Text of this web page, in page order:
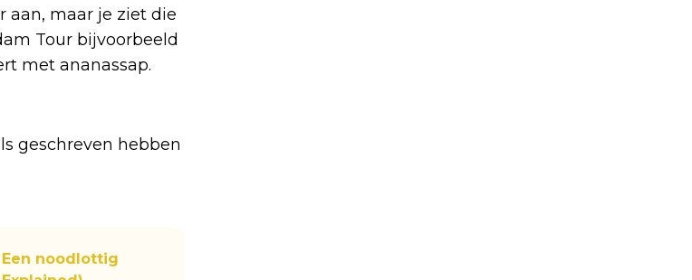
aan, maar je ziet die
Tour bijvoorbeeld
met ananassap.
geschreven hebben
Een noodlottig